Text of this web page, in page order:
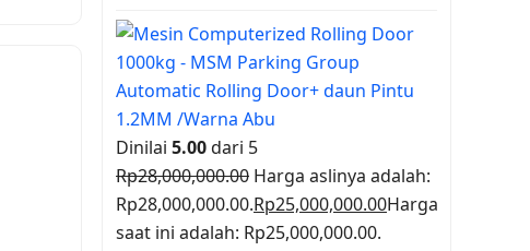
Automatic Rolling Door+ daun Pintu
1.2MM /Warna Abu
Dinilai 5.00dari 5
Rp28,000,000.00 Harga aslinya adalah:
Rp28,000,000.00.Rp25,000,000.00Harga
saat ini adalah: Rp25,000,000.00.